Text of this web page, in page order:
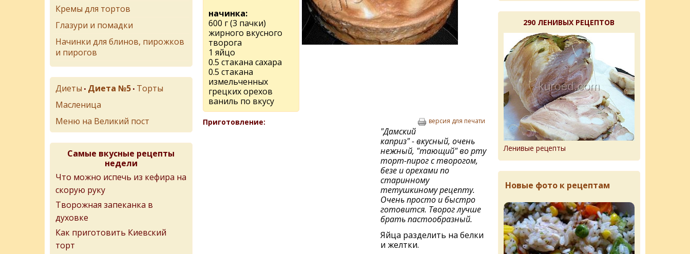
начинка:
600 г (3 пачки)
жирного вкусного
творога
1 яйцо
0.5 стакана сахара
0.5 стакана
измельченных
грецких орехов
ваниль по вкусу
Приготовление: версия для печати
"Дамский
каприз" - вкусный, очень
нежный, "тающий" во рту
торт-пирог с творогом,
безе и орехами по
старинному
тетушкиному рецепту.
Очень просто и быстро
готовится. Творог лучше
брать пастообразный.
Яйца разделить на белки
и желтки.
Кремы для тортов
Глазури и помадки
Начинки для блинов, пирожков
и пирогов
Диеты • Диета №5 • Торты
Масленица
Меню на Великий пост
Самые вкусные рецепты
недели
Что можно испечь из кефира на
скорую руку
Творожная запеканка в
духовке
Как приготовить Киевский
торт
290 ЛЕНИВЫХ РЕЦЕПТОВ
Ленивые рецепты
Новые фото к рецептам